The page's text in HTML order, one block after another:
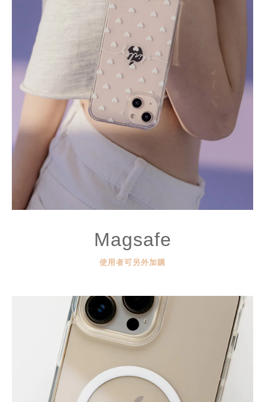
Magsafe
使用者可另外加購